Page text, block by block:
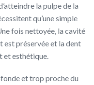
la pulpe de la
qu’une simple
fois nettoyée, la cavité
est préservée et la dent
et esthétique.
et trop proche du